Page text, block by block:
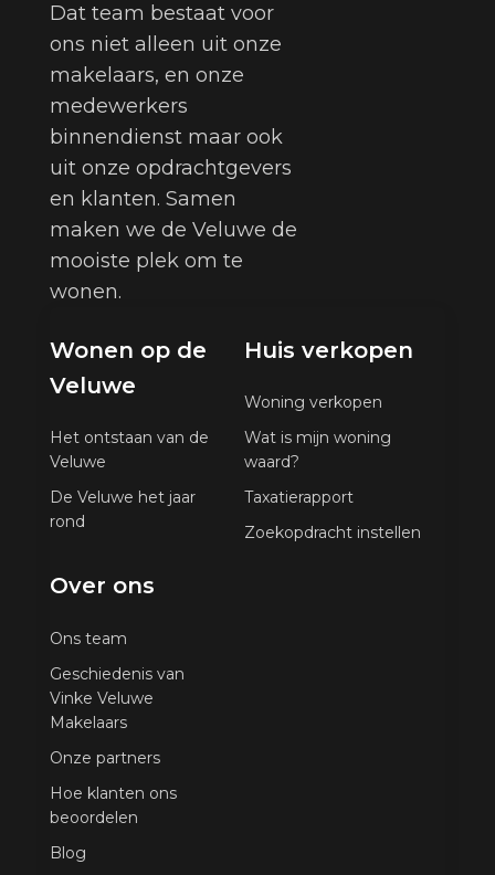
Dat team bestaat voor
ons niet alleen uit onze
makelaars, en onze
medewerkers
binnendienst maar ook
uit onze opdrachtgevers
en klanten. Samen
maken we de Veluwe de
mooiste plek om te
wonen.
Wonen op de
Veluwe
Het ontstaan van de
Veluwe
De Veluwe het jaar
rond
Huis verkopen
Woning verkopen
Wat is mijn woning
waard?
Taxatierapport
Zoekopdracht instellen
Over ons
Ons team
Geschiedenis van
Vinke Veluwe
Makelaars
Onze partners
Hoe klanten ons
beoordelen
Blog